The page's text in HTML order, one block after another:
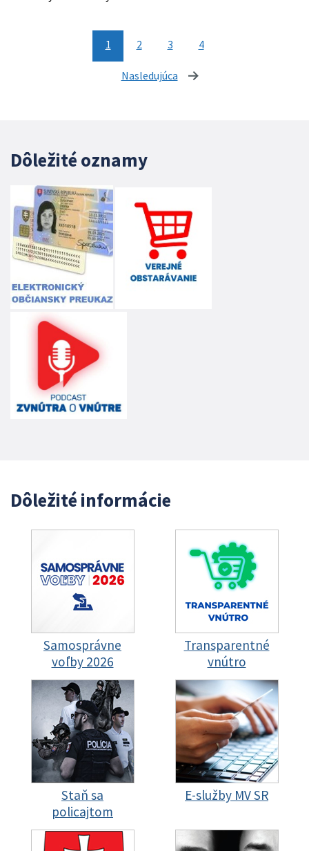
1 2 3 4
Nasledujúca stránka
Dôležité oznamy
Dôležité informácie
Samosprávne
voľby 2026
Transparentné
vnútro
Staň sa
policajtom
E-služby MV SR